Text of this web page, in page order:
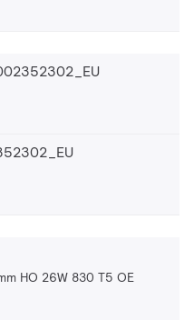
HO 26W 830 T5 OE